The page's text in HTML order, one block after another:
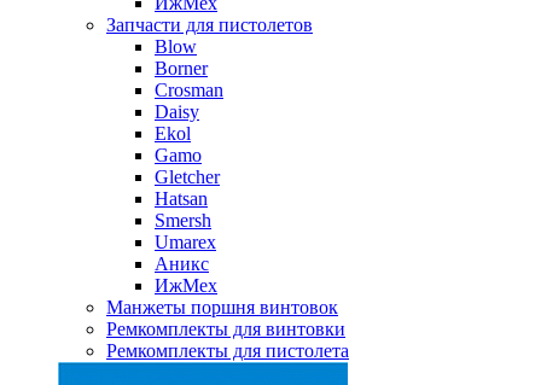
Запчасти для пистолетов
Blow
Borner
Crosman
Daisy
Ekol
Gamo
Gletcher
Hatsan
Smersh
Umarex
Аникс
ИжМех
Манжеты поршня винтовок
Ремкомплекты для винтовки
Ремкомплекты для пистолета